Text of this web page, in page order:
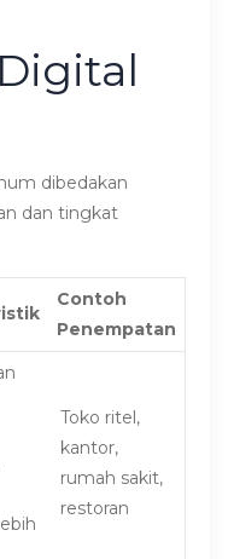
dibedakan
dan tingkat
Contoh
Penempatan
Toko ritel,
kantor,
rumah sakit,
restoran